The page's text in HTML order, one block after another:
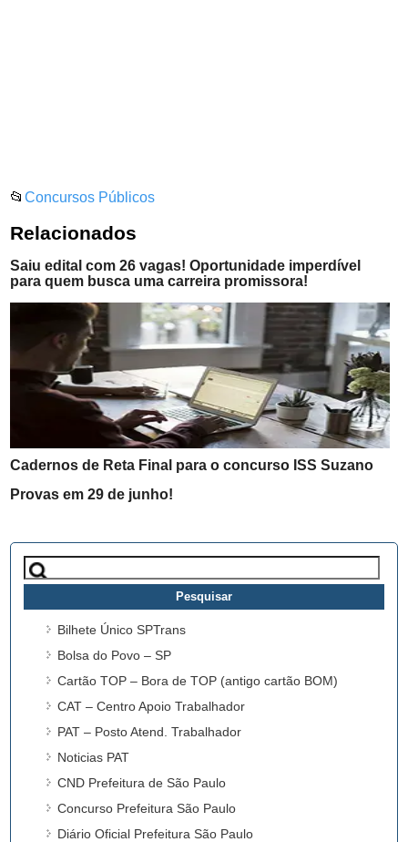
📂Concursos Públicos
Relacionados
Saiu edital com 26 vagas! Oportunidade imperdível
para quem busca uma carreira promissora!
Cadernos de Reta Final para o concurso ISS Suzano
Provas em 29 de junho!
Pesquisar
por:
Bilhete Único SPTrans
Bolsa do Povo – SP
Cartão TOP – Bora de TOP (antigo cartão BOM)
CAT – Centro Apoio Trabalhador
PAT – Posto Atend. Trabalhador
Noticias PAT
CND Prefeitura de São Paulo
Concurso Prefeitura São Paulo
Diário Oficial Prefeitura São Paulo